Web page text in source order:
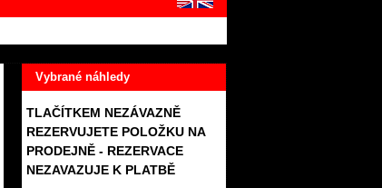
Vybrané náhledy
TLAČÍTKEM NEZÁVAZNĚ
REZERVUJETE POLOŽKU NA
PRODEJNĚ - REZERVACE
NEZAVAZUJE K PLATBĚ